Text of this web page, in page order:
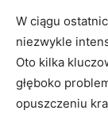
W ciągu
niezwykle
Oto kilka
głęboko
opuszczeniu